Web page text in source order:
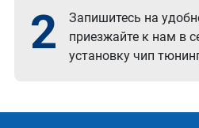
2
Запишитесь на
приезжайте к нам в
установку чип